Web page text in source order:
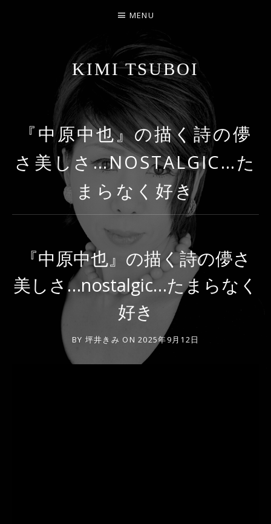
KIMI TSUBOI
名古屋のJAZZ PIANIST
MENU
『中原中也』の描く詩の儚
さ美しさ…NOSTALGIC…た
まらなく好き
『中原中也』の描く詩の儚さ
美しさ…nostalgic…たまらなく
好き
BY 坪井きみ ON 2025年9月12日